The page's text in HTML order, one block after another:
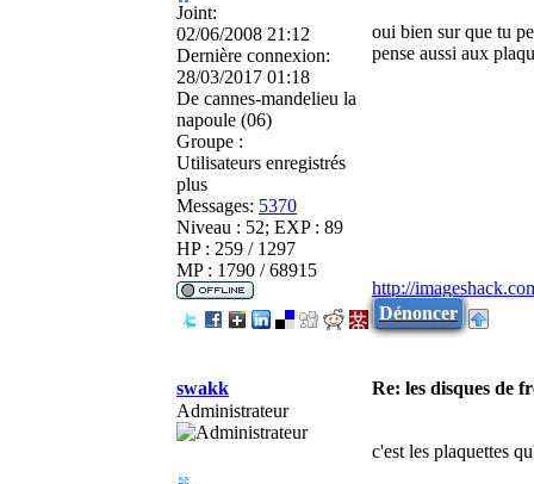
Joint:
02/06/2008 21:12
Dernière connexion:
28/03/2017 01:18
De cannes-mandelieu la
napoule (06)
Groupe :
Utilisateurs enregistrés
plus
Messages: 5370
Niveau : 52; EXP : 89
HP : 259 / 1297
MP : 1790 / 68915
oui bien sur que tu
pense aussi aux
http://
Dénoncer
swakk
Re: les disques de
Administrateur
c'est les plaquettes